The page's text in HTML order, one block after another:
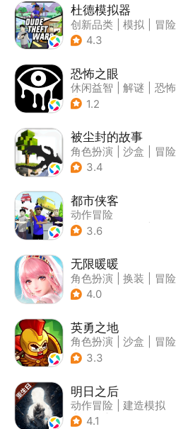
杜德模拟器
创新品类 模拟
冒险
| 写实
4.3
恐怖之眼
休闲益智 解谜
恐怖
| 单机
1.2
被尘封的故事
角色扮演 沙盒
冒险
| 开放世界
3.4
都市侠客
动作冒险
| 第一人称射击
3.6
无限暖暖
角色扮演 换装
冒险
| 开放世界
4.0
英勇之地
角色扮演 沙盒
冒险
| steam游戏
3.3
明日之后
动作冒险
建造模拟
| 丧尸
4.1